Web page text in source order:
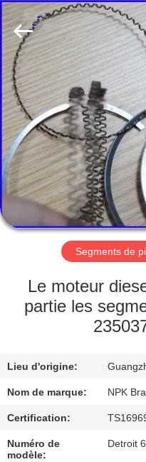
ACCUEIL
PRODUITS
A
PROPOS
DE
NOUS
VISITE
DE
CONTRÔLE
DE
LA
QUALITÉ
Beijing
Silk
Road
Enterprise
Management
Services
Co.,LTD.
All
Rights
Reserved.
Segments de
Le moteur
partie les
Lieu d'origine:
Nom de marque: NPK
Certification:
Numéro de
modèle:
Detroit